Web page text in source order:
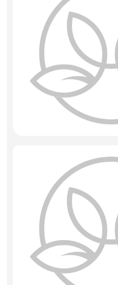
Игрушки мягкие
Сухоцветы